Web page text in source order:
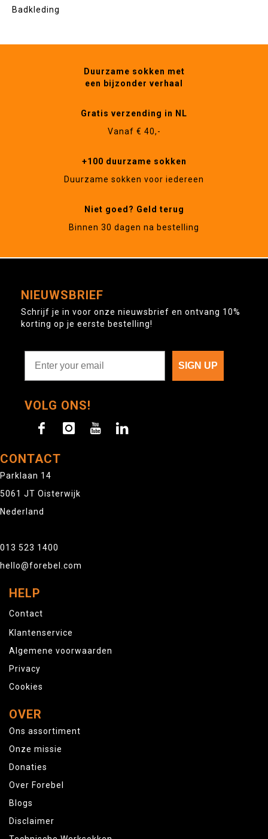
Badkleding
Duurzame sokken met
een bijzonder verhaal
Gratis verzending in NL
Vanaf € 40,-
+100 duurzame sokken
Duurzame sokken voor iedereen
Niet goed? Geld terug
Binnen 30 dagen na bestelling
NIEUWSBRIEF
Schrijf je in voor onze nieuwsbrief en ontvang 10%
korting op je eerste bestelling!
SIGN UP
VOLG ONS!
CONTACT
Parklaan 14
5061 JT Oisterwijk
Nederland
013 523 1400
hello@forebel.com
HELP
Contact
Klantenservice
Algemene voorwaarden
Privacy
Cookies
OVER
Ons assortiment
Onze missie
Donaties
Over Forebel
Blogs
Disclaimer